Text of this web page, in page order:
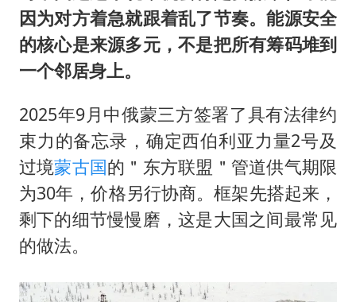
因为对方着急就跟着乱了节奏。能源安全
的核心是来源多元，不是把所有筹码堆到
一个邻居身上。
2025年9月中俄蒙三方签署了具有法律约
束力的备忘录，确定西伯利亚力量2号及
过境蒙古国的＂东方联盟＂管道供气期限
为30年，价格另行协商。框架先搭起来，
剩下的细节慢慢磨，这是大国之间最常见
的做法。